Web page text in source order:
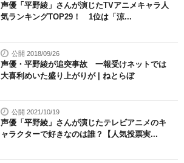
声優「平野綾」さんが演じたTVアニメキャラ人
気ランキングTOP29！ 1位は「涼...
公開 2018/09/26
声優・平野綾が追突事故 一報受けネットでは
大喜利めいた盛り上がりが | ねとらぼ
公開 2021/10/19
声優「平野綾」さんが演じたテレビアニメのキ
ャラクターで好きなのは誰？【人気投票実...